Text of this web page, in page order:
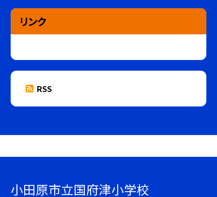
リンク
RSS
小田原市立国府津小学校